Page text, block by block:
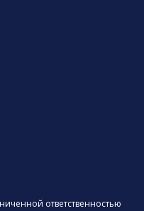
ответственностью